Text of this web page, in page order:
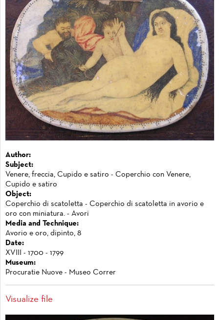
Author:
Subject:
Venere, freccia, Cupido e satiro - Coperchio con Venere,
Cupido e satiro
Object:
Coperchio di scatoletta - Coperchio di scatoletta in avorio e
oro con miniatura. - Avori
Media and Technique:
Avorio e oro, dipinto, 8
Date:
XVIII - 1700 - 1799
Museum:
Procuratie Nuove - Museo Correr
Visualize file